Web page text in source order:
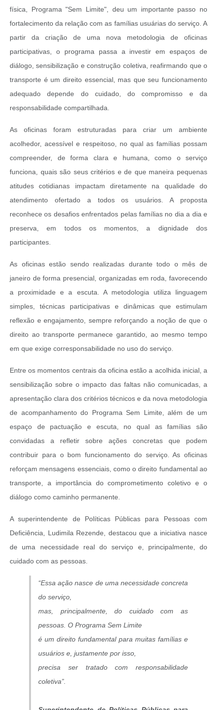
física, Programa "Sem Limite", deu um importante passo no
fortalecimento da relação com as famílias usuárias do serviço. A
partir da criação de uma nova metodologia de oficinas
participativas, o programa passa a investir em espaços de
diálogo, sensibilização e construção coletiva, reafirmando que o
transporte é um direito essencial, mas que seu funcionamento
adequado depende do cuidado, do compromisso e da
responsabilidade compartilhada.
As oficinas foram estruturadas para criar um ambiente
acolhedor, acessível e respeitoso, no qual as famílias possam
compreender, de forma clara e humana, como o serviço
funciona, quais são seus critérios e de que maneira pequenas
atitudes cotidianas impactam diretamente na qualidade do
atendimento ofertado a todos os usuários. A proposta
reconhece os desafios enfrentados pelas famílias no dia a dia e
preserva, em todos os momentos, a dignidade dos
participantes.
As oficinas estão sendo realizadas durante todo o mês de
janeiro de forma presencial, organizadas em roda, favorecendo
a proximidade e a escuta. A metodologia utiliza linguagem
simples, técnicas participativas e dinâmicas que estimulam
reflexão e engajamento, sempre reforçando a noção de que o
direito ao transporte permanece garantido, ao mesmo tempo
em que exige corresponsabilidade no uso do serviço.
Entre os momentos centrais da oficina estão a acolhida inicial, a
sensibilização sobre o impacto das faltas não comunicadas, a
apresentação clara dos critérios técnicos e da nova metodologia
de acompanhamento do Programa Sem Limite, além de um
espaço de pactuação e escuta, no qual as famílias são
convidadas a refletir sobre ações concretas que podem
contribuir para o bom funcionamento do serviço. As oficinas
reforçam mensagens essenciais, como o direito fundamental ao
transporte, a importância do comprometimento coletivo e o
diálogo como caminho permanente.
A superintendente de Políticas Públicas para Pessoas com
Deficiência, Ludimila Rezende, destacou que a iniciativa nasce
de uma necessidade real do serviço e, principalmente, do
cuidado com as pessoas.
“Essa ação nasce de uma necessidade concreta
do serviço,
mas, principalmente, do cuidado com as
pessoas. O Programa Sem Limite
é um direito fundamental para muitas famílias e
usuários e, justamente por isso,
precisa ser tratado com responsabilidade
coletiva”.